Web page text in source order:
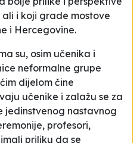
i koji grade mostove
i Hercegovine.
su, osim učenika i
neformalne grupe
dijelom čine
učenike i zalažu se za
jedinstvenog nastavnog
profesori,
priliku da se